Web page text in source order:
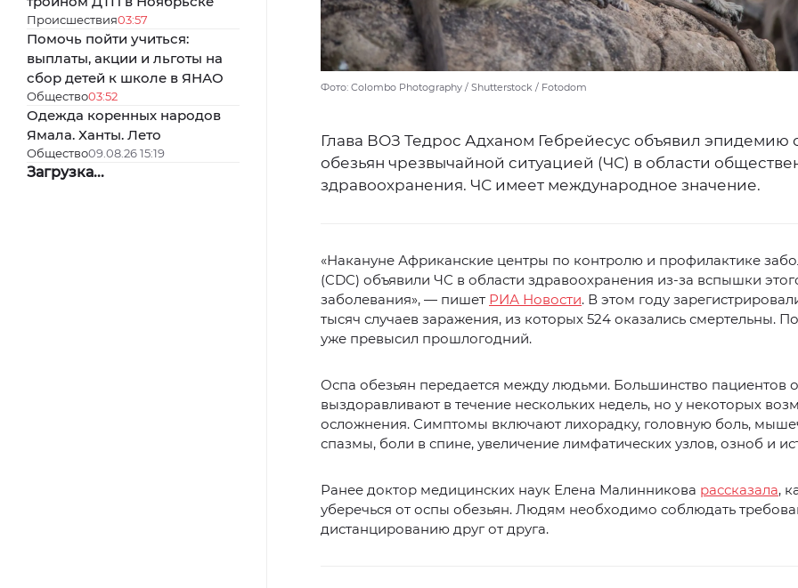
Происшествия03:57
Помочь пойти учиться:
выплаты, акции и льготы на
сбор детей к школе в ЯНАО
Общество03:52
Одежда коренных народов
Ямала. Ханты. Лето
Общество09.08.26 15:19
Загрузка...
Фото: Colombo Photography / Shutterstock / Fotodom
Глава ВОЗ Тедрос Адханом Гебрейесус объявил эпидемию
обезьян чрезвычайной ситуацией (ЧС) в области
здравоохранения. ЧС имеет международное значение.
«Накануне Африканские центры по контролю и профилактике
(CDC) объявили ЧС в области здравоохранения из-за вспышки
заболевания», — пишет РИА Новости. В этом году
тысяч случаев заражения, из которых 524 оказались смертельны.
уже превысил прошлогодний.
Оспа обезьян передается между людьми. Большинство пациентов
выздоравливают в течение нескольких недель, но у некоторых
осложнения. Симптомы включают лихорадку, головную боль,
спазмы, боли в спине, увеличение лимфатических узлов, озноб и
Ранее доктор медицинских наук Елена Малинникова рассказала,
уберечься от оспы обезьян. Людям необходимо соблюдать
дистанцированию друг от друга.